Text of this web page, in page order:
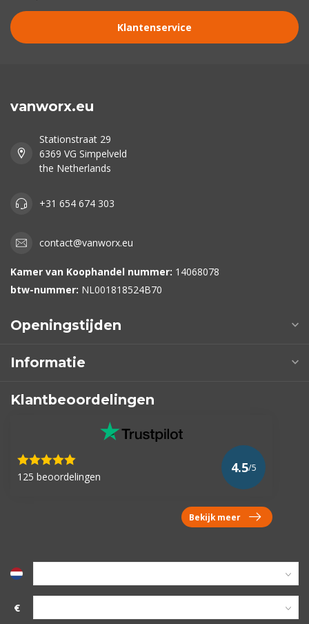
Klantenservice
vanworx.eu
Stationstraat 29
6369 VG Simpelveld
the Netherlands
+31 654 674 303
contact@vanworx.eu
Kamer van Koophandel nummer: 14068078
btw-nummer: NL001818524B70
Openingstijden
Informatie
Klantbeoordelingen
125 beoordelingen
4.5/5
Bekijk meer
€